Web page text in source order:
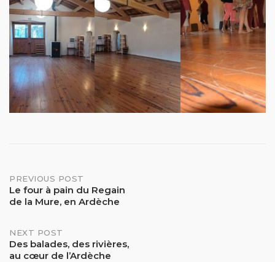
Post
navigation
PREVIOUS POST
Le four à pain du Regain
de la Mure, en Ardèche
NEXT POST
Des balades, des rivières,
au cœur de l’Ardèche